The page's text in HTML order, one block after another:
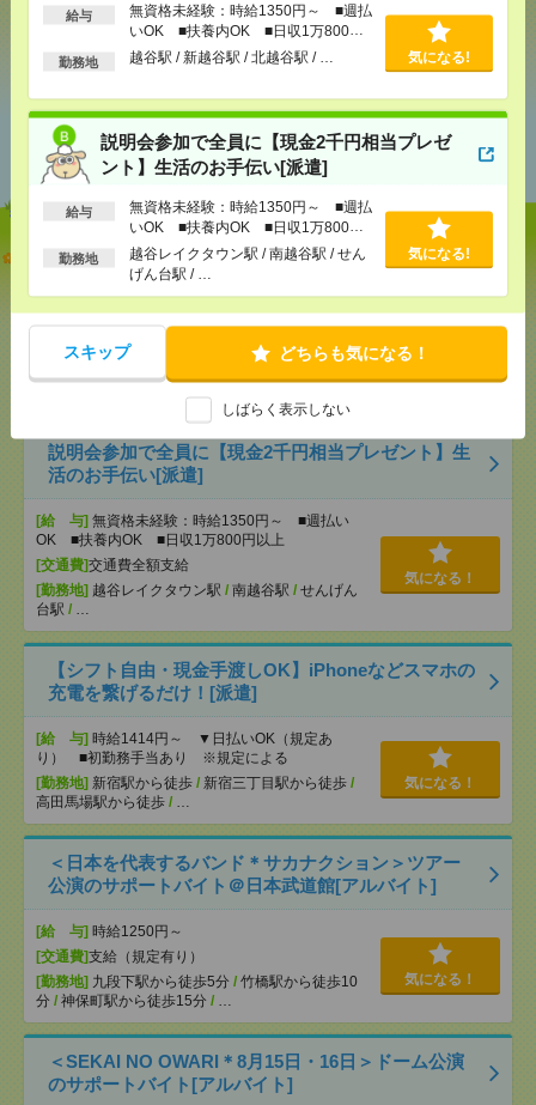
給与
無資格未経験：時給1350円～ ■週払
いOK ■扶養内OK ■日収1万800円
以上
勤務地 越谷駅 / 新越谷駅 / 北越谷駅 / … 気になる!
説明会参加で全員に【現金2千円相当プレゼ
ント】生活のお手伝い[派遣]
給与
無資格未経験：時給1350円～ ■週払
いOK ■扶養内OK ■日収1万800円
以上
勤務地
越谷レイクタウン駅 / 南越谷駅 / せん
げん台駅 / …
気になる!
スキップ どちらも気になる！
しばらく表示しない
ツイート ブックマーク
おすすめ
【オープニング募集】おばあちゃんのお散歩付き添
いも仕事の1つ[派遣]
無資格未経験：時給1350円～ ■週払い
OK ■扶養内OK ■日収1万800円以上
説明会参加で全員に【現金2千円相当プレゼント】生
活のお手伝い[派遣]
[給 与] 無資格未経験：時給1350円～ ■週払い
OK ■扶養内OK ■日収1万800円以上
[交通費]交通費全額支給
[勤務地] 越谷レイクタウン駅 / 南越谷駅 / せんげん
台駅 / …
気になる！
【シフト自由・現金手渡しOK】iPhoneなどスマホの
充電を繋げるだけ！[派遣]
[給 与] 時給1414円～ ▼日払いOK（規定あ
り） ■初勤務手当あり ※規定による
[勤務地] 新宿駅から徒歩 / 新宿三丁目駅から徒歩 /
高田馬場駅から徒歩 / …
気になる！
＜日本を代表するバンド＊サカナクション＞ツアー
公演のサポートバイト＠日本武道館[アルバイト]
[給 与] 時給1250円～
[交通費]支給（規定有り）
[勤務地] 九段下駅から徒歩5分 / 竹橋駅から徒歩10
分 / 神保町駅から徒歩15分 / …
気になる！
＜SEKAI NO OWARI＊8月15日・16日＞ドーム公演
のサポートバイト[アルバイト]